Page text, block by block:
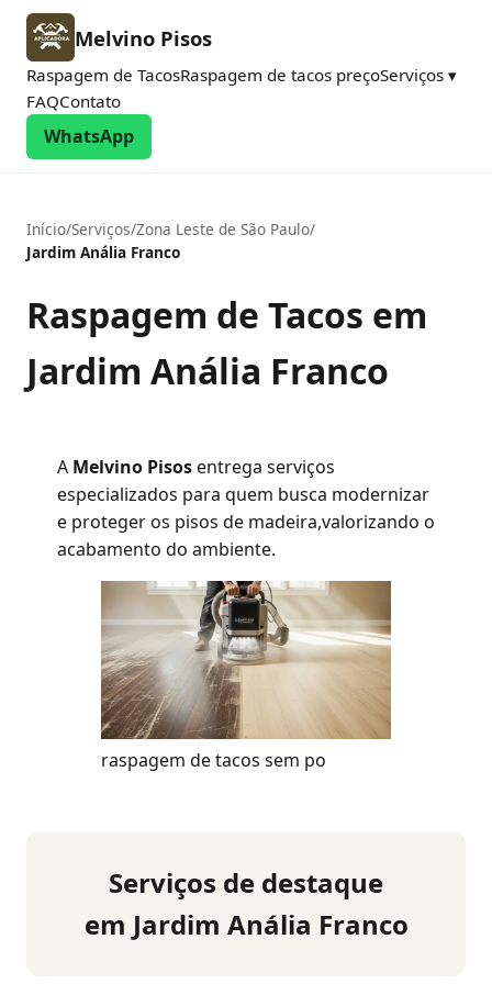
Melvino Pisos
Raspagem de TacosRaspagem de tacos preçoServiços ▾
FAQContato
WhatsApp
Início/Serviços/Zona Leste de São Paulo/
Jardim Anália Franco
Raspagem de Tacos em
Jardim Anália Franco
A Melvino Pisosentrega serviços
especializados para quem busca modernizar
e proteger os pisos de madeira,valorizando o
acabamento do ambiente.
raspagem de tacos sem po
Serviços de destaque
em Jardim Anália Franco